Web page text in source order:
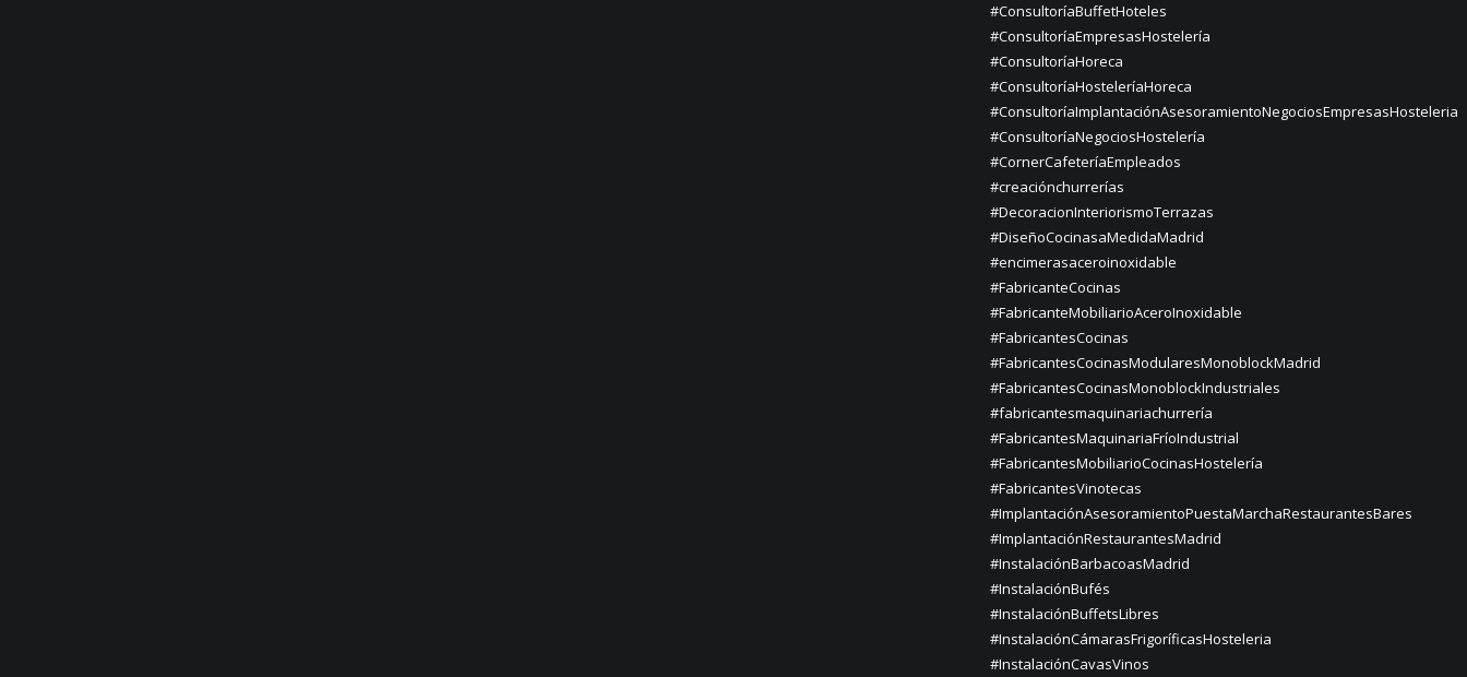
#ConsultoríaBuffetHoteles
#ConsultoríaEmpresasHostelería
#ConsultoríaHoreca
#ConsultoríaHosteleríaHoreca
#ConsultoríaImplantaciónAsesoramientoNegociosEmpresasHosteleria
#ConsultoríaNegociosHostelería
#CornerCafeteríaEmpleados
#creaciónchurrerías
#DecoracionInteriorismoTerrazas
#DiseñoCocinasaMedidaMadrid
#encimerasaceroinoxidable
#FabricanteCocinas
#FabricanteMobiliarioAceroInoxidable
#FabricantesCocinas
#FabricantesCocinasModularesMonoblockMadrid
#FabricantesCocinasMonoblockIndustriales
#fabricantesmaquinariachurrería
#FabricantesMaquinariaFríoIndustrial
#FabricantesMobiliarioCocinasHostelería
#FabricantesVinotecas
#ImplantaciónAsesoramientoPuestaMarchaRestaurantesBares
#ImplantaciónRestaurantesMadrid
#InstalaciónBarbacoasMadrid
#InstalaciónBufés
#InstalaciónBuffetsLibres
#InstalaciónCámarasFrigoríficasHosteleria
#InstalaciónCavasVinos